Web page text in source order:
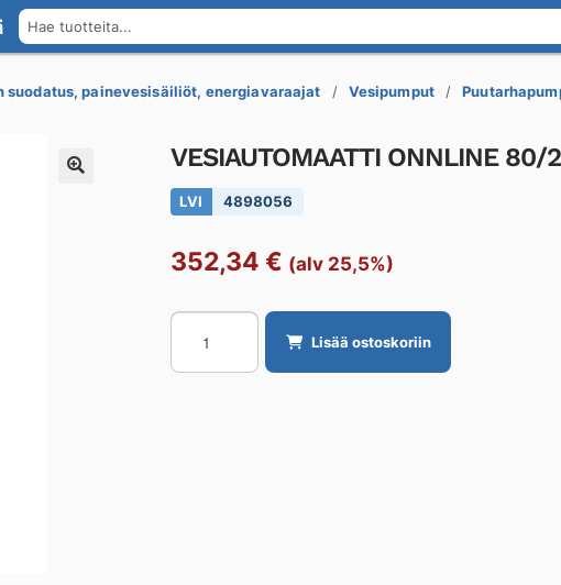
Hae tuotteita...
painevesisäiliöt, energiavaraajat Vesipumput
VESIAUTOMAATTI ONNLINE
LVI 4898056
352,34 € (alv 25,5%)
VESIAUTOMAATTI
ONNLINE
80/22
Lisää ostoskoriin